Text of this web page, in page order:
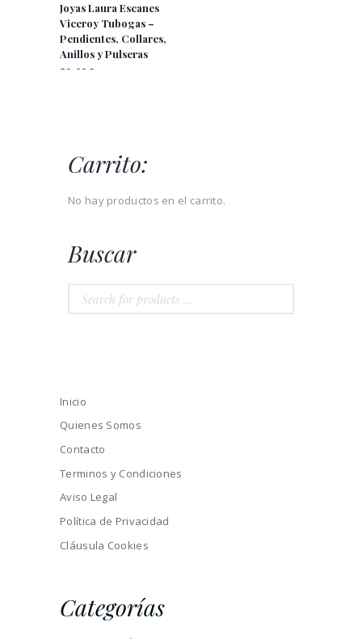
Joyas Laura Escanes
Viceroy Tubogas –
Pendientes, Collares,
Anillos y Pulseras
30.00 €
Carrito:
No hay productos en el carrito.
Buscar
Inicio
Quienes Somos
Contacto
Terminos y Condiciones
Aviso Legal
Política de Privacidad
Cláusula Cookies
Categorías